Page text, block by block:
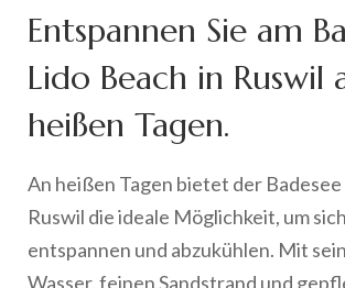
Entspannen Sie am
Lido Beach in Ruswil
heißen Tagen.
An heißen Tagen bietet der Badesee
Ruswil die ideale Möglichkeit, um
entspannen und abzukühlen. Mit
Wasser, feinen Sandstrand und